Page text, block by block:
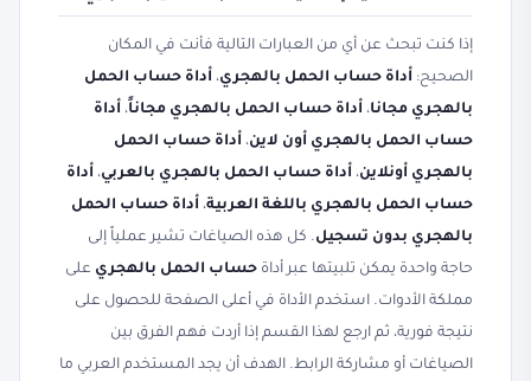
إذا كنت تبحث عن أي من العبارات التالية فأنت في المكان
الصحيح: أداة حساب الحمل بالهجري، أداة حساب الحمل
بالهجري مجانا، أداة حساب الحمل بالهجري مجاناً، أداة
حساب الحمل بالهجري أون لاين، أداة حساب الحمل
بالهجري أونلاين، أداة حساب الحمل بالهجري بالعربي، أداة
حساب الحمل بالهجري باللغة العربية، أداة حساب الحمل
بالهجري بدون تسجيل. كل هذه الصياغات تشير عملياً إلى
حاجة واحدة يمكن تلبيتها عبر أداة حساب الحمل بالهجري على
مملكة الأدوات. استخدم الأداة في أعلى الصفحة للحصول على
نتيجة فورية، ثم ارجع لهذا القسم إذا أردت فهم الفرق بين
الصياغات أو مشاركة الرابط. الهدف أن يجد المستخدم العربي ما